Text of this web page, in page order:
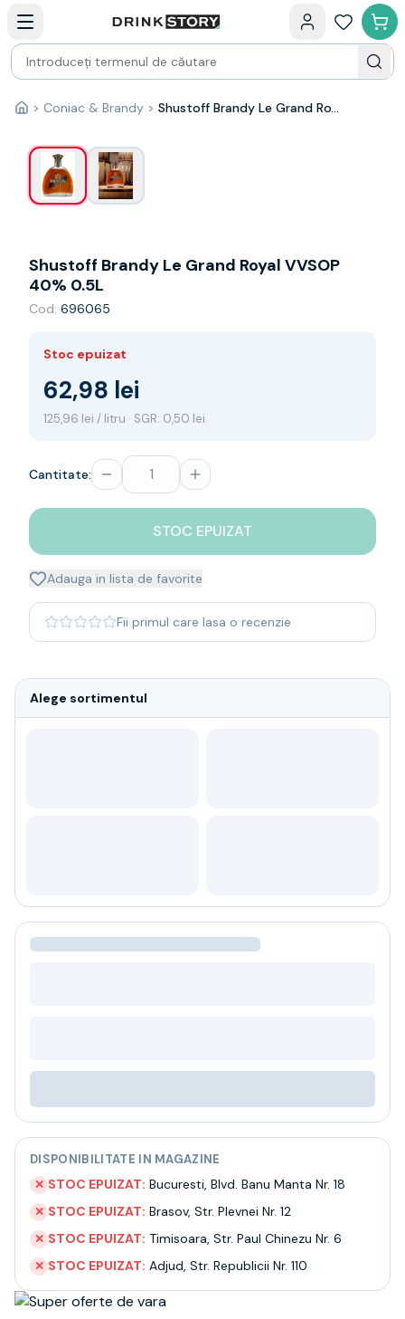
Bauturi fine — selectie
Produse Noi
Cosuri cadou
Pachete & Cadouri
Vin
Shiraz
Riesling
Franta
Australia
Germania
Noua Zeelanda
Spumante
Prosecco
Sampanie
Whisky
Blended malt
Japanese
Blanded Japanese
Canadian
Vodka
Tequila
Lichior
Bauturi fine selectie
Cumperi mai mult platesti mai putin
Garantie SGR
Politica de confidentialitate
Acasă
> Coniac & Brandy > Shustoff Brandy Le Grand Royal VVSOP 40% 0.5L
1/2
Shustoff Brandy Le Grand Royal VVSOP
40% 0.5L
Cod: 696065
Stoc epuizat
62,98 lei
125,96 lei / litru · SGR: 0,50 lei
Cantitate:
STOC EPUIZAT
Adauga in lista de favorite
Fii primul care lasa o recenzie
Alege sortimentul
DISPONIBILITATE IN MAGAZINE
✕ STOC EPUIZAT: Bucuresti, Blvd. Banu Manta Nr. 18
✕ STOC EPUIZAT: Brasov, Str. Plevnei Nr. 12
✕ STOC EPUIZAT: Timisoara, Str. Paul Chinezu Nr. 6
✕ STOC EPUIZAT: Adjud, Str. Republicii Nr. 110